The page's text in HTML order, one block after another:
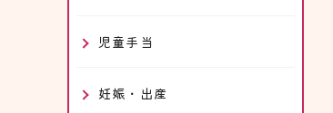
児童手当
妊娠・出産